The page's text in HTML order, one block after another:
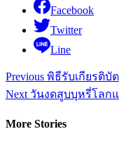
Facebook
Twitter
Line
Continue
Reading
Previous พิธีรับเกียรติบั
Next วันงดสูบบุหรี่โลกแ
More Stories